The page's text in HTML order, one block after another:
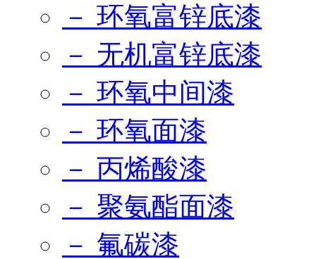
－ 环氧富锌底漆
－ 无机富锌底漆
－ 环氧中间漆
－ 环氧面漆
－ 丙烯酸漆
－ 聚氨酯面漆
－ 氟碳漆